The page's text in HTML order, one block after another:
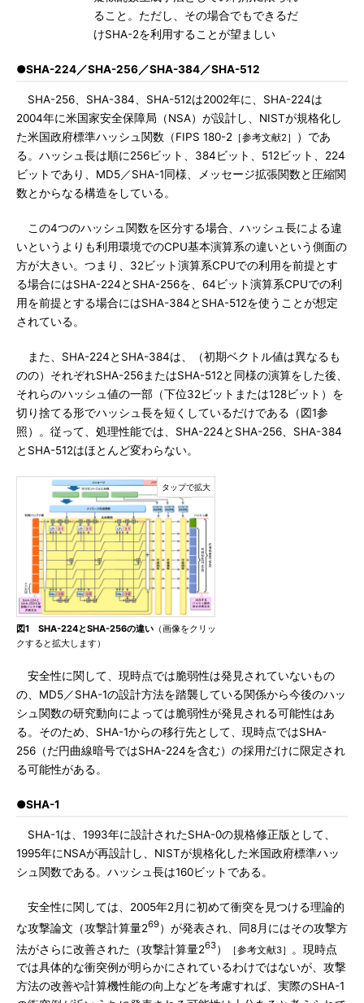
ること。ただし、その場合でもできるだ
けSHA-2を利用することが望ましい
●SHA-224／SHA-256／SHA-384／SHA-512
SHA-256、SHA-384、SHA-512は2002年に、SHA-224は
2004年に米国家安全保障局（NSA）が設計し、NISTが規格化し
た米国政府標準ハッシュ関数（FIPS 180-2 ［参考文献2］
）であ
る。ハッシュ長は順に256ビット、384ビット、512ビット、224
ビットであり、MD5／SHA-1同様、メッセージ拡張関数と圧縮関
数とからなる構造をしている。
この4つのハッシュ関数を区分する場合、ハッシュ長による違
いというよりも利用環境でのCPU基本演算系の違いという側面の
方が大きい。つまり、32ビット演算系CPUでの利用を前提とす
る場合にはSHA-224とSHA-256を、64ビット演算系CPUでの利
用を前提とする場合にはSHA-384とSHA-512を使うことが想定
されている。
また、SHA-224とSHA-384は、（初期ベクトル値は異なるも
のの）それぞれSHA-256またはSHA-512と同様の演算をした後、
それらのハッシュ値の一部（下位32ビットまたは128ビット）を
切り捨てる形でハッシュ長を短くしているだけである（図1参
照）。従って、処理性能では、SHA-224とSHA-256、SHA-384
とSHA-512はほとんど変わらない。
図1 SHA-224とSHA-256の違い （画像をクリッ
クすると拡大します）
安全性に関して、現時点では脆弱性は発見されていないもの
の、MD5／SHA-1の設計方法を踏襲している関係から今後のハッ
シュ関数の研究動向によっては脆弱性が発見される可能性はあ
る。そのため、SHA-1からの移行先として、現時点ではSHA-
256（だ円曲線暗号ではSHA-224を含む）の採用だけに限定され
る可能性がある。
●SHA-1
SHA-1は、1993年に設計されたSHA-0の規格修正版として、
1995年にNSAが再設計し、NISTが規格化した米国政府標準ハッ
シュ関数である。ハッシュ長は160ビットである。
安全性に関しては、2005年2月に初めて衝突を見つける理論的
な攻撃論文（攻撃計算量269）が発表され、同8月にはその攻撃方
法がさらに改善された（攻撃計算量263） ［参考文献3］
。現時点
では具体的な衝突例が明らかにされているわけではないが、攻撃
方法の改善や計算機性能の向上などを考慮すれば、実際のSHA-1